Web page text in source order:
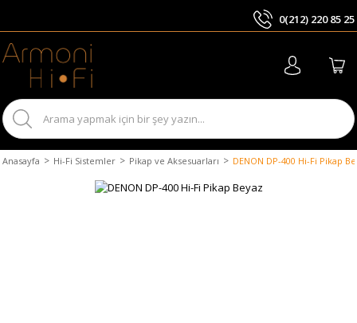
0(212) 220 85 25
Anasayfa Hi-Fi Sistemler Pikap ve Aksesuarları DENON DP-400 Hi-Fi Pikap